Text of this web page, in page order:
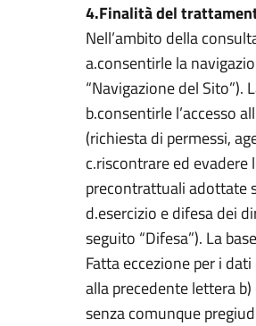
4.Finalità del
Nell’ambito della
a.consentirle la
“Navigazione del Sito”).
b.consentirle l’accesso
(richiesta di permessi,
c.riscontrare ed evadere
precontrattuali adottate
d.esercizio e difesa dei
seguito “Difesa”). La
Fatta eccezione per i
alla precedente lettera
senza comunque